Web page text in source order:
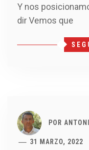
Y nos
dir Vemos que
POR
31 MARZO, 2022